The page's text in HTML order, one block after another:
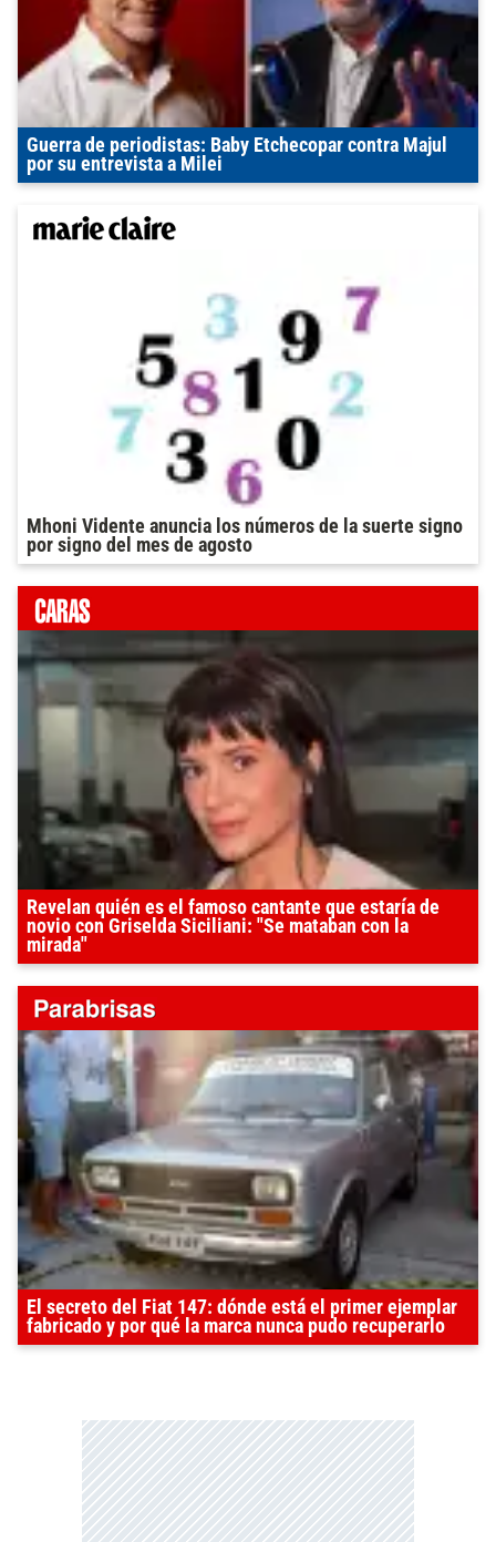
Guerra de periodistas: Baby Etchecopar contra Majul
por su entrevista a Milei
Mhoni Vidente anuncia los números de la suerte signo
por signo del mes de agosto
Revelan quién es el famoso cantante que estaría de
novio con Griselda Siciliani: "Se mataban con la
mirada"
El secreto del Fiat 147: dónde está el primer ejemplar
fabricado y por qué la marca nunca pudo recuperarlo